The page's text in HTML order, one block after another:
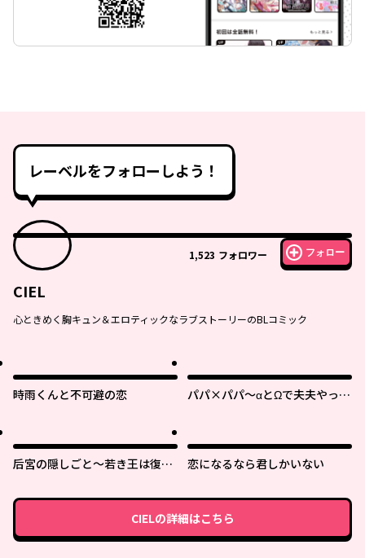
レーベルをフォローしよう！
1,523 フォロワー フォロー
CIEL
心ときめく胸キュン＆エロティックなラブストーリーのBLコミック
時雨くんと不可避の恋
パパ×パパ～αとΩで夫夫やって
后宮の隠しごと～若き王は復讐
恋になるなら君しかいない
CIELの詳細はこちら